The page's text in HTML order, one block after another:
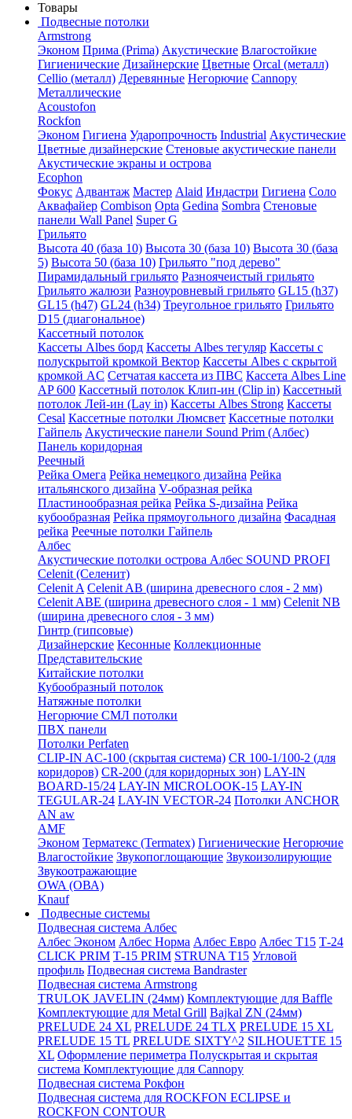
Товары
Подвесные потолки
Armstrong
Эконом Прима (Prima) Акустические Влагостойкие
Гигиенические Дизайнерские Цветные Orcal (металл)
Cellio (металл) Деревянные Негорючие Cannopy
Металлические
Acoustofon
Rockfon
Эконом Гигиена Ударопрочность Industrial Акустические
Цветные дизайнерские Стеновые акустические панели
Акустические экраны и острова
Ecophon
Фокус Адвантаж Мастер Alaid Индастри Гигиена Соло
Аквафайер Combison Opta Gedina Sombra Стеновые
панели Wall Panel Super G
Грильято
Высота 40 (база 10) Высота 30 (база 10) Высота 30 (база
5) Высота 50 (база 10) Грильято "под дерево"
Пирамидальный грильято Разноячеистый грильято
Грильято жалюзи Разноуровневый грильято GL15 (h37)
GL15 (h47) GL24 (h34) Треугольное грильято Грильято
D15 (диагональное)
Кассетный потолок
Кассеты Albes борд Кассеты Albes тегуляр Кассеты с
полускрытой кромкой Вектор Кассеты Albes с скрытой
кромкой AC Сетчатая кассета из ПВС Кассета Albes Line
AP 600 Кассетный потолок Клип-ин (Clip in) Кассетный
потолок Лей-ин (Lay in) Кассеты Albes Strong Кассеты
Cesal Кассетные потолки Люмсвет Кассетные потолки
Гайпель Акустические панели Sound Prim (Албес)
Панель коридорная
Реечный
Рейка Омега Рейка немецкого дизайна Рейка
итальянского дизайна V-образная рейка
Пластинообразная рейка Рейка S-дизайна Рейка
кубообразная Рейка прямоугольного дизайна Фасадная
рейка Реечные потолки Гайпель
Албес
Акустические потолки острова Албес SOUND PROFI
Celenit (Селенит)
Celenit A Celenit AB (ширина древесного слоя - 2 мм)
Celenit ABE (ширина древесного слоя - 1 мм) Celenit NB
(ширина древесного слоя - 3 мм)
Гинтр (гипсовые)
Дизайнерские Кесонные Коллекционные
Представительские
Китайские потолки
Кубообразный потолок
Натяжные потолки
Негорючие СМЛ потолки
ПВХ панели
Потолки Perfaten
CLIP-IN AC-100 (скрытая система) CR 100-1/100-2 (для
коридоров) CR-200 (для коридорных зон) LAY-IN
BOARD-15/24 LAY-IN MICROLOOK-15 LAY-IN
TEGULAR-24 LAY-IN VECTOR-24 Потолки ANCHOR
AN aw
AMF
Эконом Терматекс (Termatex) Гигиенические Негорючие
Влагостойкие Звукопоглощающие Звукоизолирующие
Звукоотражающие
OWA (ОВА)
Knauf
Подвесные системы
Подвесная система Албес
Албес Эконом Албес Норма Албес Евро Албес T15 Т-24
CLICK PRIM Т-15 PRIM STRUNA Т15 Угловой
профиль Подвесная система Bandraster
Подвесная система Armstrong
TRULOK JAVELIN (24мм) Комплектующие для Baffle
Комплектующие для Metal Grill Bajkal ZN (24мм)
PRELUDE 24 XL PRELUDE 24 TLX PRELUDE 15 XL
PRELUDE 15 TL PRELUDE SIXTY^2 SILHOUETTE 15
XL Оформление периметра Полускрытая и скрытая
система Комплектующие для Cannopy
Подвесная система Рокфон
Подвесная система для ROCKFON ECLIPSE и
ROCKFON CONTOUR